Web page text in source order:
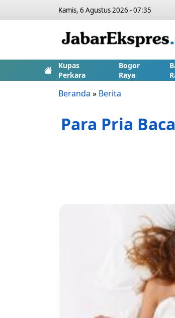
Kamis, 6 Agustus 2026 - 07:35
Kupas
Perkara
Bogor
Raya
Beranda » Berita
Para Pria